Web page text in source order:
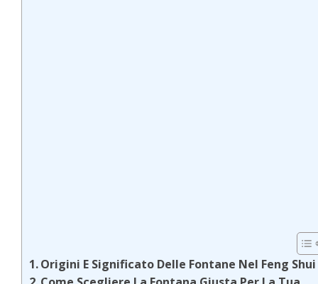
Origini E Significato Delle Fontane Nel Feng Shui